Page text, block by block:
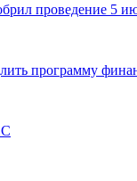
проведение 5
программу